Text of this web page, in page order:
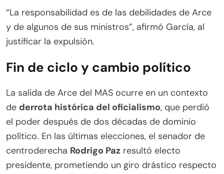
“La responsabilidad es de las debilidades de Arce
y de algunos de sus ministros”, afirmó García, al
justificar la expulsión.
Fin de ciclo y cambio político
La salida de Arce del MAS ocurre en un contexto
de derrota histórica del oficialismo, que perdió
el poder después de dos décadas de dominio
político. En las últimas elecciones, el senador de
centroderecha Rodrigo Paz resultó electo
presidente, prometiendo un giro drástico respecto